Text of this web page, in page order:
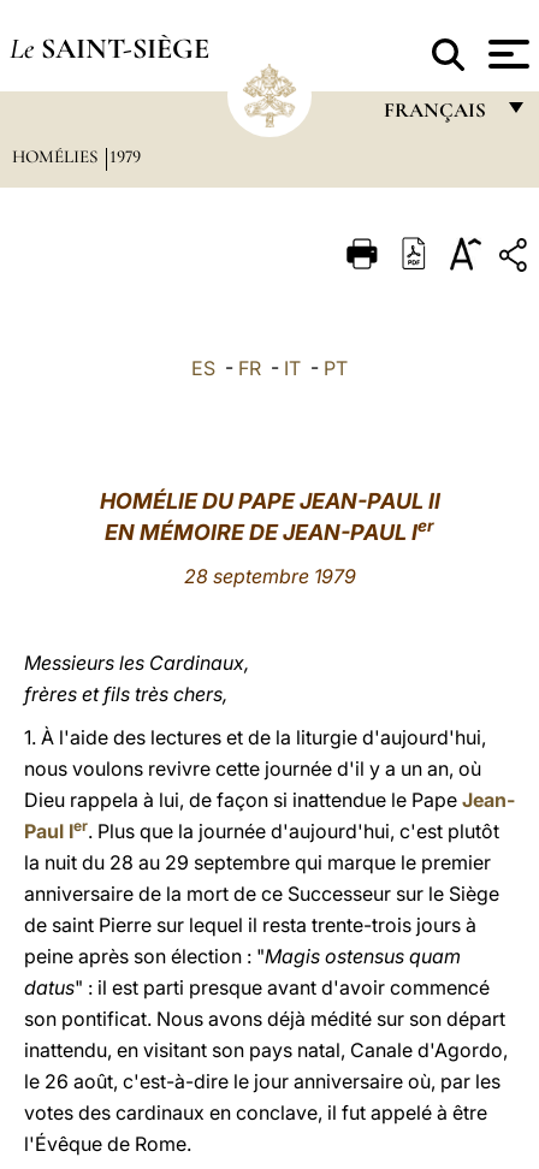
Le SAINT-SIÈGE
FRANÇAIS
ITALIANO
中文
HOMÉLIES 1979
ES - FR - IT - PT
HOMÉLIE DU PAPE JEAN-PAUL II
EN MÉMOIRE DE JEAN-PAUL Ier
28 septembre 1979
Messieurs les Cardinaux,
frères et fils très chers,
1. À l'aide des lectures et de la liturgie d'aujourd'hui,
nous voulons revivre cette journée d'il y a un an, où
Dieu rappela à lui, de façon si inattendue le Pape Jean-
Paul Ier. Plus que la journée d'aujourd'hui, c'est plutôt
la nuit du 28 au 29 septembre qui marque le premier
anniversaire de la mort de ce Successeur sur le Siège
de saint Pierre sur lequel il resta trente-trois jours à
peine après son élection : "Magis ostensus quam
datus" : il est parti presque avant d'avoir commencé
son pontificat. Nous avons déjà médité sur son départ
inattendu, en visitant son pays natal, Canale d'Agordo,
le 26 août, c'est-à-dire le jour anniversaire où, par les
votes des cardinaux en conclave, il fut appelé à être
l'Évêque de Rome.